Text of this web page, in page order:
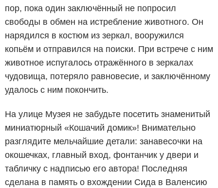
пор, пока один заключённый не попросил
свободы в обмен на истребление животного. Он
нарядился в костюм из зеркал, вооружился
копьём и отправился на поиски. При встрече с ним
животное испугалось отражённого в зеркалах
чудовища, потеряло равновесие, и заключённому
удалось с ним покончить.
На улице Музея не забудьте посетить знаменитый
миниатюрный «Кошачий домик»! Внимательно
разглядите мельчайшие детали: занавесочки на
окошечках, главный вход, фонтанчик у двери и
табличку с надписью его автора! Последняя
сделана в память о вхождении Сида в Валенсию